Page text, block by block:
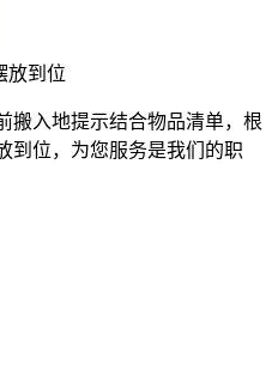
放到位
搬入地提示结合物品清单，根
到位，为您服务是我们的职